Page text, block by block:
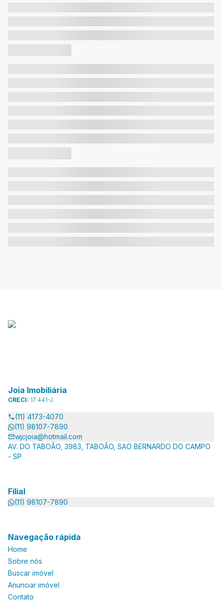
Joia Imobiliária
CRECI: 17.441-J
(11) 4173-4070
(11) 98107-7890
wjcjoia@hotmail.com
AV. DO TABOÃO, 3983, TABOÃO, SAO BERNARDO DO CAMPO
- SP
Filial
(11) 98107-7890
Navegação rápida
Home
Sobre nós
Buscar imóvel
Anunciar imóvel
Contato